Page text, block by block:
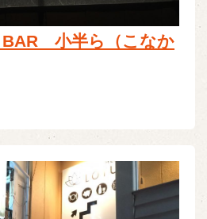
小半ら（こなか